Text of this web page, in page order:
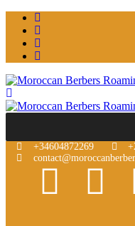
+34604872269